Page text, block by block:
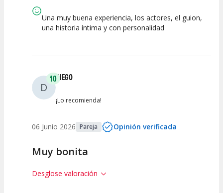
Espectáculo
artística
Una muy buena experiencia, los actores, el guion,
una historia íntima y con personalidad
D
10DIEGO
¡Lo recomienda!
06 Junio 2026 Pareja Opinión verificada
Muy bonita
Desglose valoración